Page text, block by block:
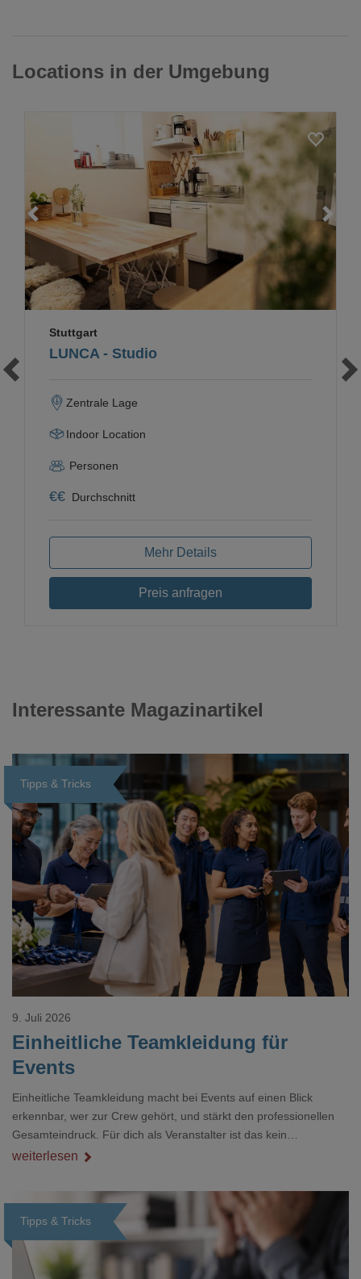
Locations in der Umgebung
Loading...
LUNCA - Studio
Stuttgart
Zentrale Lage
Indoor Location
Personen
€€ Durchschnitt
Mehr Details
Preis anfragen
Interessante Magazinartikel
Tipps & Tricks
Loading...
Einheitliche Teamkleidung für
Events
9. Juli 2026
Einheitliche Teamkleidung macht bei Events auf einen Blick
erkennbar, wer zur Crew gehört, und stärkt den professionellen
Gesamteindruck. Für dich als Veranstalter ist das kein
Nebenthema: Bei Textilien mit Stickerei oder mehreren
weiterlesen
Tipps & Tricks